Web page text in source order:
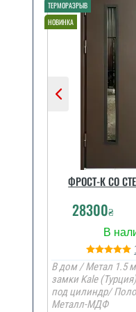
ФРОСТ-К СО
28300₴
В дом / Метал 1.5
замки Kale
под цилиндр/
Металл-МДФ